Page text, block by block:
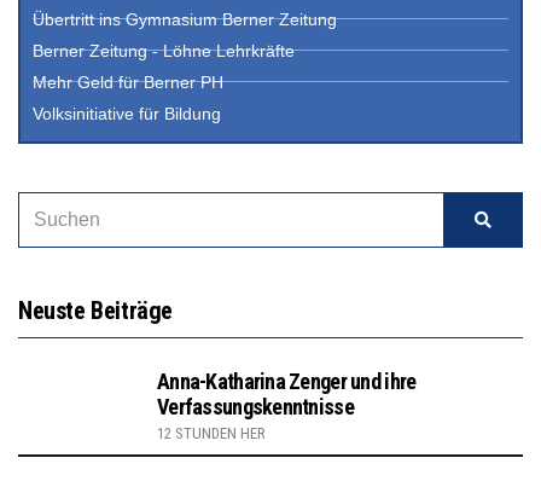
Übertritt ins Gymnasium Berner Zeitung
Berner Zeitung - Löhne Lehrkräfte
Mehr Geld für Berner PH
Volksinitiative für Bildung
Neuste Beiträge
Anna-Katharina Zenger und ihre
Verfassungskenntnisse
12 STUNDEN HER